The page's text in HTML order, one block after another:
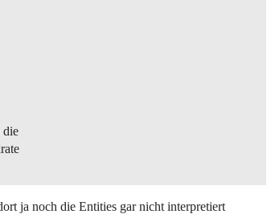
die
ja noch die Entities gar nicht interpretiert